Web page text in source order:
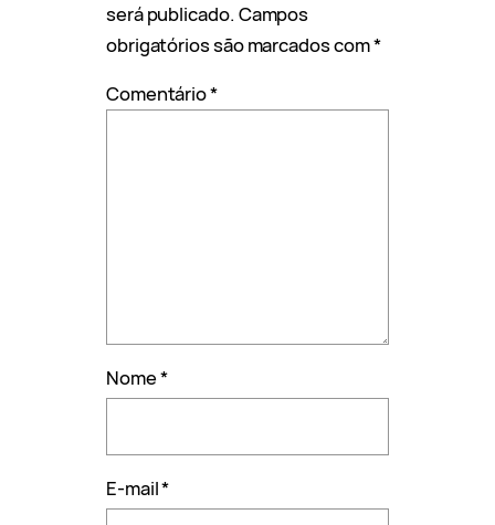
será publicado. Campos
obrigatórios são marcados com*
Comentário*
Nome*
E-mail*